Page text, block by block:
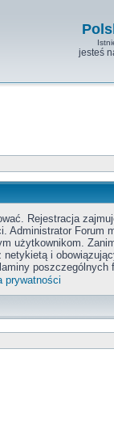
jesteś
Rejestracja
Administrator Forum
użytkownikom.
netykietą i
poszczególnych
prywatności